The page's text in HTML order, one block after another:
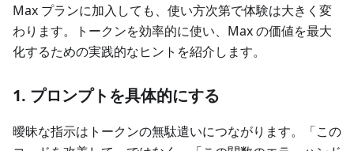
Max プランに加入しても、使い方次第で体験は大きく変
わります。トークンを効率的に使い、Max の価値を最大
化するための実践的なヒントを紹介します。
1. プロンプトを具体的にする
曖昧な指示はトークンの無駄遣いにつながります。「この